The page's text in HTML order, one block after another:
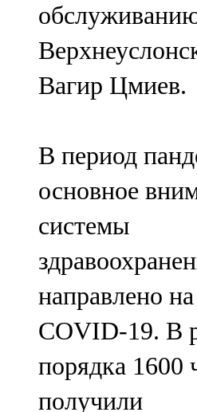
Вагир Цмиев.
В период
основное
системы
направлено
COVID-19. В
порядка 1600
получили